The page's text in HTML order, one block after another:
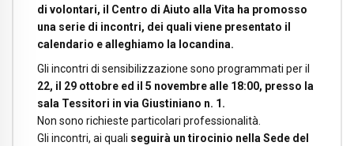
di volontari, il Centro di Aiuto alla Vita ha promosso
una serie di incontri, dei quali viene presentato il
calendario e alleghiamo la locandina.
Gli incontri di sensibilizzazione sono programmati per il
22, il 29 ottobre ed il 5 novembre alle 18:00, presso la
sala Tessitori in via Giustiniano n. 1.
Non sono richieste particolari professionalità.
Gli incontri, ai quali seguirà un tirocinio nella Sede del